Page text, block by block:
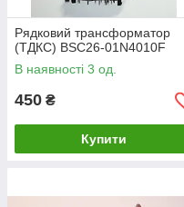
Рядковий трансформатор
(ТДКС) BSC26-01N4010F
В наявності 3 од.
450 ₴
Купити